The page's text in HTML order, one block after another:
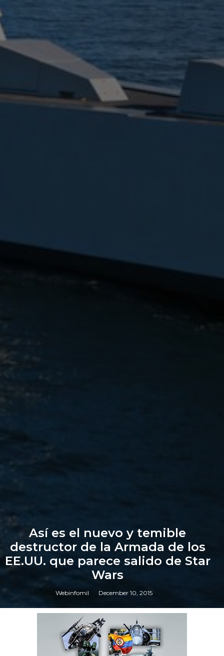
Así es el nuevo y temible
destructor de la Armada de los
EE.UU. que parece salido de Star
Wars
Webinfomil December 10, 2015